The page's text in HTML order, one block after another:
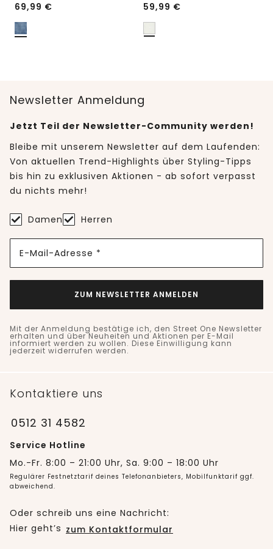
69,99 € 59,99 €
Newsletter Anmeldung
Jetzt Teil der Newsletter-Community werden!
Bleibe mit unserem Newsletter auf dem Laufenden:
Von aktuellen Trend-Highlights über Styling-Tipps
bis hin zu exklusiven Aktionen - ab sofort verpasst
du nichts mehr!
Damen Herren
E-Mail-Adresse *
ZUM NEWSLETTER ANMELDEN
Mit der Anmeldung bestätige ich, den Street One Newsletter
erhalten und über Neuheiten und Aktionen per E-Mail
informiert werden zu wollen. Diese Einwilligung kann
jederzeit widerrufen werden.
Kontaktiere uns
0512 31 4582
Service Hotline
Mo.-Fr. 8:00 – 21:00 Uhr, Sa. 9:00 – 18:00 Uhr
Regulärer Festnetztarif deines Telefonanbieters, Mobilfunktarif ggf.
abweichend.
Oder schreib uns eine Nachricht:
Hier geht’s zum Kontaktformular